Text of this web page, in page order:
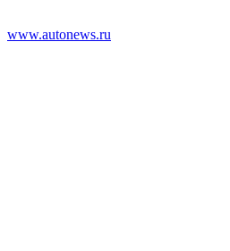
www.autonews.ru